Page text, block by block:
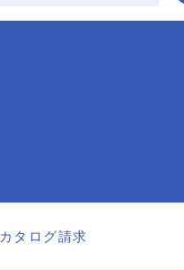
カタログ請求